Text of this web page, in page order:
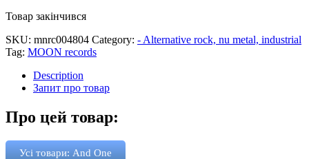
Товар закінчився
SKU: mnrc004804 Category: - Alternative rock, nu metal, industrial
Tag: MOON records
Description
Запит про товар
Про цей товар:
Усі товари: And One